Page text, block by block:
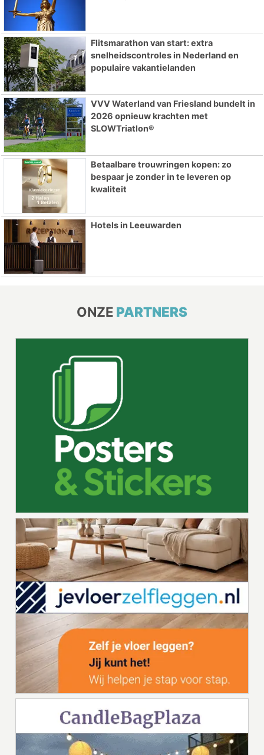
Flitsmarathon van start: extra
snelheidscontroles in Nederland en
populaire vakantielanden
VVV Waterland van Friesland bundelt in
2026 opnieuw krachten met
SLOWTriatlon®
Betaalbare trouwringen kopen: zo
bespaar je zonder in te leveren op
kwaliteit
Hotels in Leeuwarden
ONZE PARTNERS